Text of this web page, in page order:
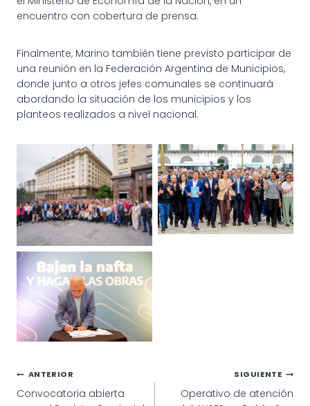
encuentro con cobertura de prensa.
Finalmente, Marino también tiene previsto participar de
una reunión en la Federación Argentina de Municipios,
donde junto a otros jefes comunales se continuará
abordando la situación de los municipios y los
planteos realizados a nivel nacional.
Navegación
ANTERIOR
Convocatoria abierta
SIGUIENTE
Operativo de atención